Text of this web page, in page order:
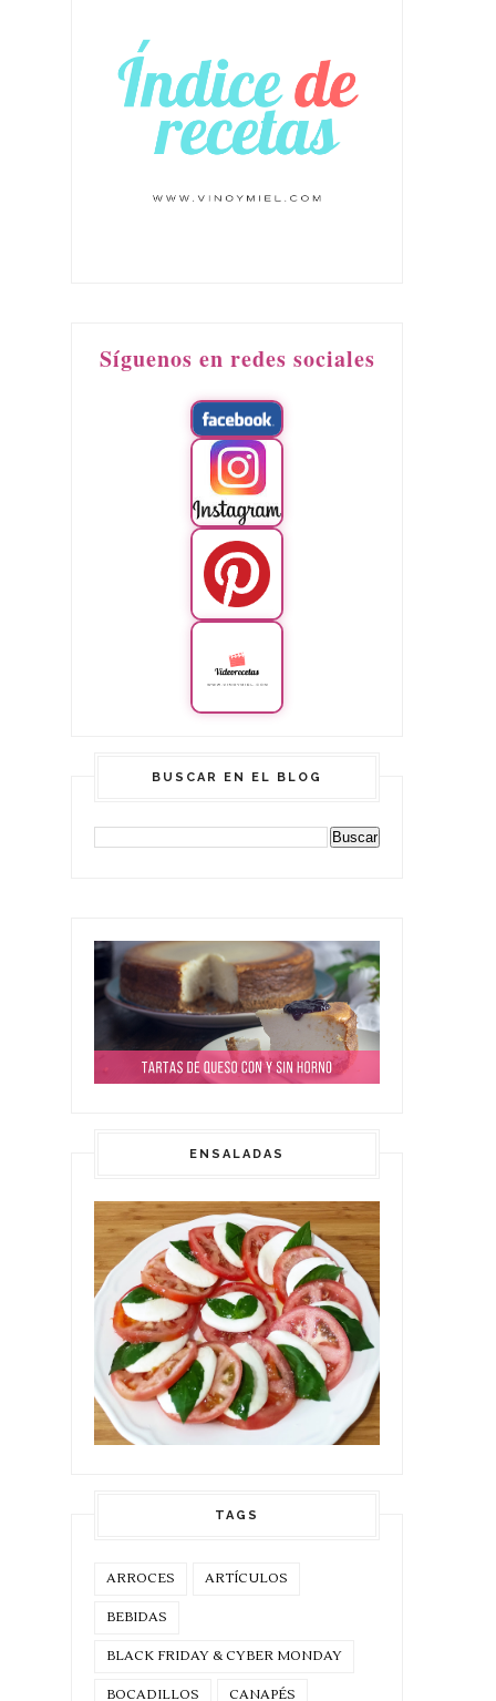
Síguenos en redes sociales
BUSCAR EN EL BLOG
ENSALADAS
TAGS
ARROCES ARTÍCULOS
BEBIDAS
BLACK FRIDAY & CYBER MONDAY
BOCADILLOS CANAPÉS